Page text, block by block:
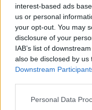
interest-based ads
us or personal
your opt-out. You may
disclosure of your
IAB’s list of
also be disclosed by
Downstream
Personal Data